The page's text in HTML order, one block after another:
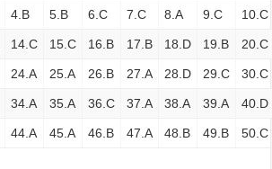
4.B 5.B 6.C 7.C 8.A 9.C 10.C
14.C 15.C 16.B 17.B 18.D 19.B 20.C
24.A 25.A 26.B 27.A 28.D 29.C 30.C
34.A 35.A 36.C 37.A 38.A 39.A 40.D
44.A 45.A 46.B 47.A 48.B 49.B 50.C